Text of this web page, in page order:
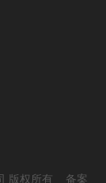
版权所有 备案